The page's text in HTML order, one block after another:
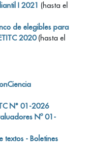
I 2021 (hasta el
de elegibles para
2020(hasta el
N° 01-2026
Nº 01-
textos - Boletines